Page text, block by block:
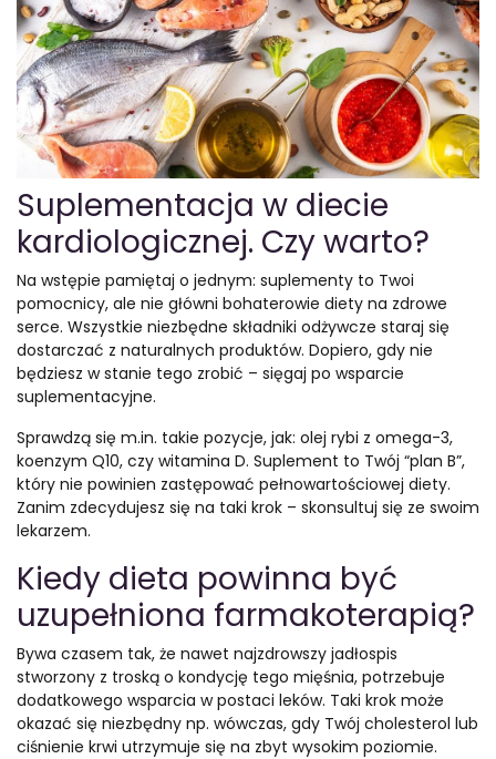
Suplementacja w diecie
kardiologicznej. Czy warto?
Na wstępie pamiętaj o jednym: suplementy to Twoi
pomocnicy, ale nie główni bohaterowie diety na zdrowe
serce. Wszystkie niezbędne składniki odżywcze staraj się
dostarczać z naturalnych produktów. Dopiero, gdy nie
będziesz w stanie tego zrobić – sięgaj po wsparcie
suplementacyjne.
Sprawdzą się m.in. takie pozycje, jak: olej rybi z omega-3,
koenzym Q10, czy witamina D. Suplement to Twój “plan B”,
który nie powinien zastępować pełnowartościowej diety.
Zanim zdecydujesz się na taki krok – skonsultuj się ze swoim
lekarzem.
Kiedy dieta powinna być
uzupełniona farmakoterapią?
Bywa czasem tak, że nawet najzdrowszy jadłospis
stworzony z troską o kondycję tego mięśnia, potrzebuje
dodatkowego wsparcia w postaci leków. Taki krok może
okazać się niezbędny np. wówczas, gdy Twój cholesterol lub
ciśnienie krwi utrzymuje się na zbyt wysokim poziomie.